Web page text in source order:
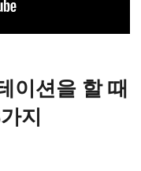
이션을 할 때
지